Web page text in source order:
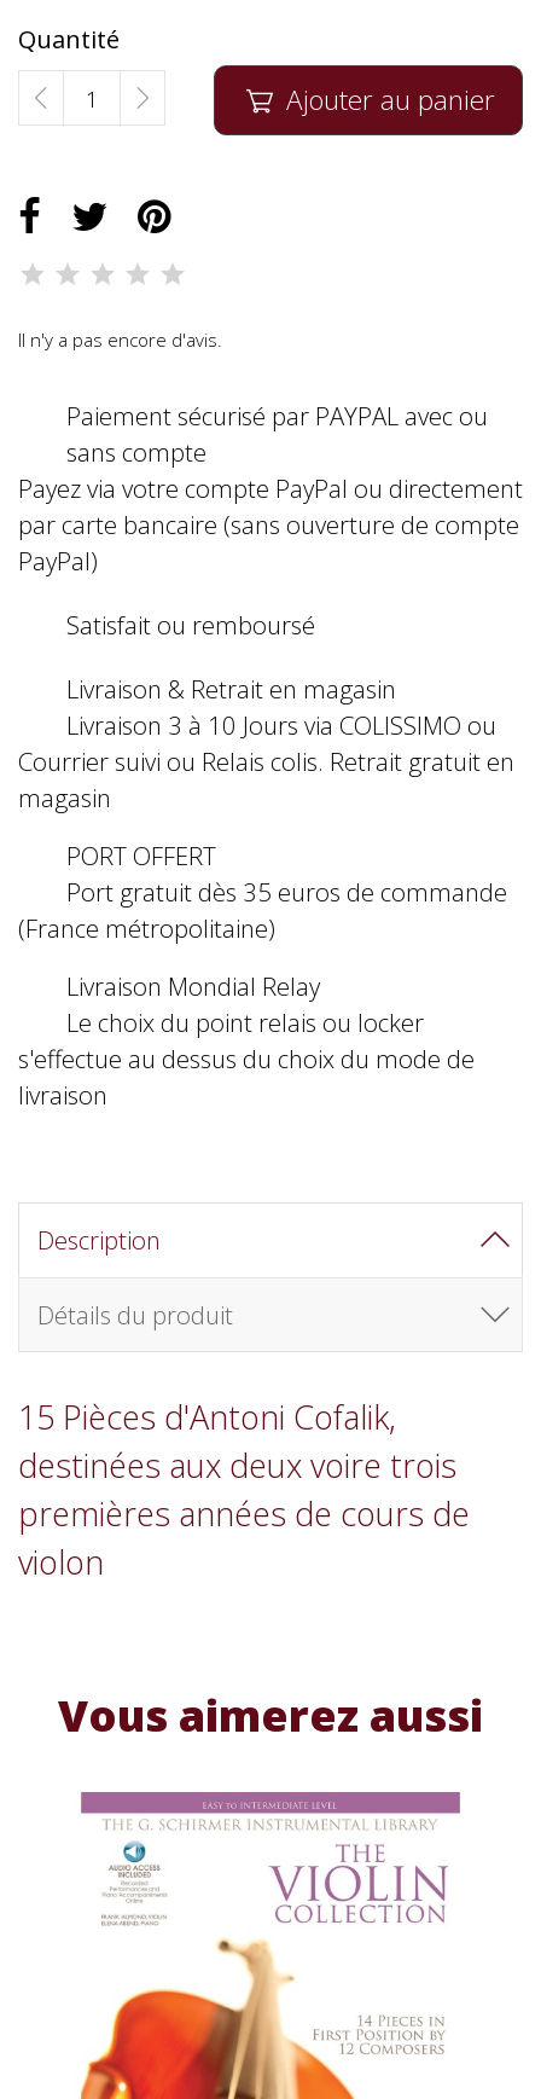
Quantité
 Ajouter au panier
Il n'y a pas encore d'avis.
Paiement sécurisé par PAYPAL avec ou
sans compte
Payez via votre compte PayPal ou directement
par carte bancaire (sans ouverture de compte
PayPal)
Satisfait ou remboursé
Livraison & Retrait en magasin
Livraison 3 à 10 Jours via COLISSIMO ou
Courrier suivi ou Relais colis. Retrait gratuit en
magasin
PORT OFFERT
Port gratuit dès 35 euros de commande
(France métropolitaine)
Livraison Mondial Relay
Le choix du point relais ou locker
s'effectue au dessus du choix du mode de
livraison
Description
Détails du produit
15 Pièces d'Antoni Cofalik,
destinées aux deux voire trois
premières années de cours de
violon
Vous aimerez aussi